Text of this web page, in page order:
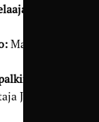
Markus
Jyrki